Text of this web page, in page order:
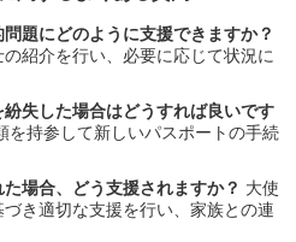
題にどのように支援できますか？
紹介を行い、必要に応じて状況に
失した場合はどうすれば良いです
を持参して新しいパスポートの手続
場合、どう支援されますか？ 大使
き適切な支援を行い、家族との連